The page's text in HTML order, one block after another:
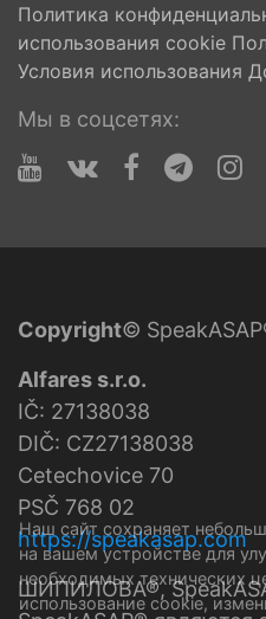
Политика
использования cookie
Условия использования
Мы в соцсетях:
Copyright©
Alfares s.r.o.
IČ: 27138038
DIČ: CZ27138038
Cetechovice 70
PSČ 768 02
https://speakasap.com
ШИПИЛОВА®,
Наш сайт сохраняет
на вашем устройстве для
необходимых технических
использование cookie,